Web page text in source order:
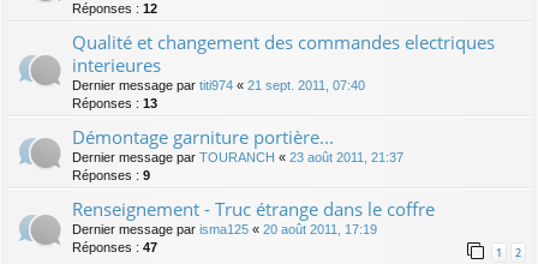
Réponses : 12
Qualité et changement des commandes electriques
interieures
Dernier message par titi974 « 21 sept. 2011, 07:40
Réponses : 13
Démontage garniture portière...
Dernier message par TOURANCH « 23 août 2011, 21:37
Réponses : 9
Renseignement - Truc étrange dans le coffre
Dernier message par isma125 « 20 août 2011, 17:19
Réponses : 47 1 2